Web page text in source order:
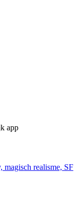
app
magisch realisme, SF